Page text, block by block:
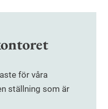
för våra
ställning som är